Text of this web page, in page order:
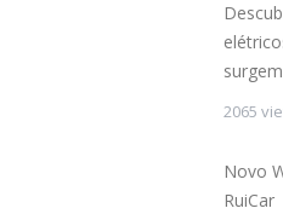
2065
Novo
RuiCar